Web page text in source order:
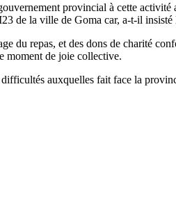
provincial à cette activité
de la ville de Goma car, a-t-il
du repas, et des dons de charité
moment de joie collective.
auxquelles fait face la